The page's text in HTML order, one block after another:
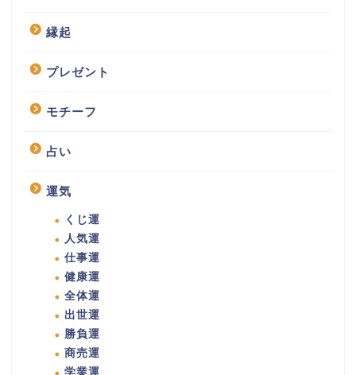
縁起
プレゼント
モチーフ
占い
運気
くじ運
人気運
仕事運
健康運
全体運
出世運
勝負運
商売運
学業運